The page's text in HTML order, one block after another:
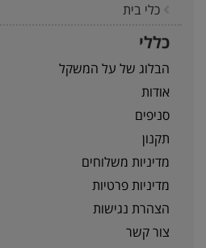
כלי בית
כללי
הבלוג של על המשקל
אודות
סניפים
תקנון
מדיניות משלוחים
מדיניות פרטיות
הצהרת נגישות
צור קשר